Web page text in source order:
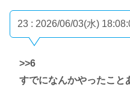
23 : 2026/06/03(水)
>>6
すでになんかやったこと